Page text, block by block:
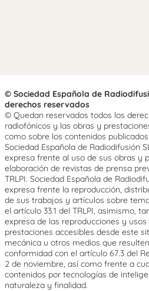
© Sociedad Española de
derechos reservados
© Quedan reservados todos los
radiofónicos y las obras y
como sobre los contenidos
Sociedad Española de Radiodifusión
expresa frente al uso de sus obras y
elaboración de revistas de prensa
TRLPI. Sociedad Española de
expresa frente la reproducción,
de sus trabajos y artículos sobre
el artículo 33.1 del TRLPI, asimismo,
expresa de las reproducciones y
prestaciones accesibles desde este
mecánica u otros medios que
conformidad con el artículo 67.3 del
2 de noviembre, así como frente a
contenidos por tecnologías de
naturaleza y finalidad.